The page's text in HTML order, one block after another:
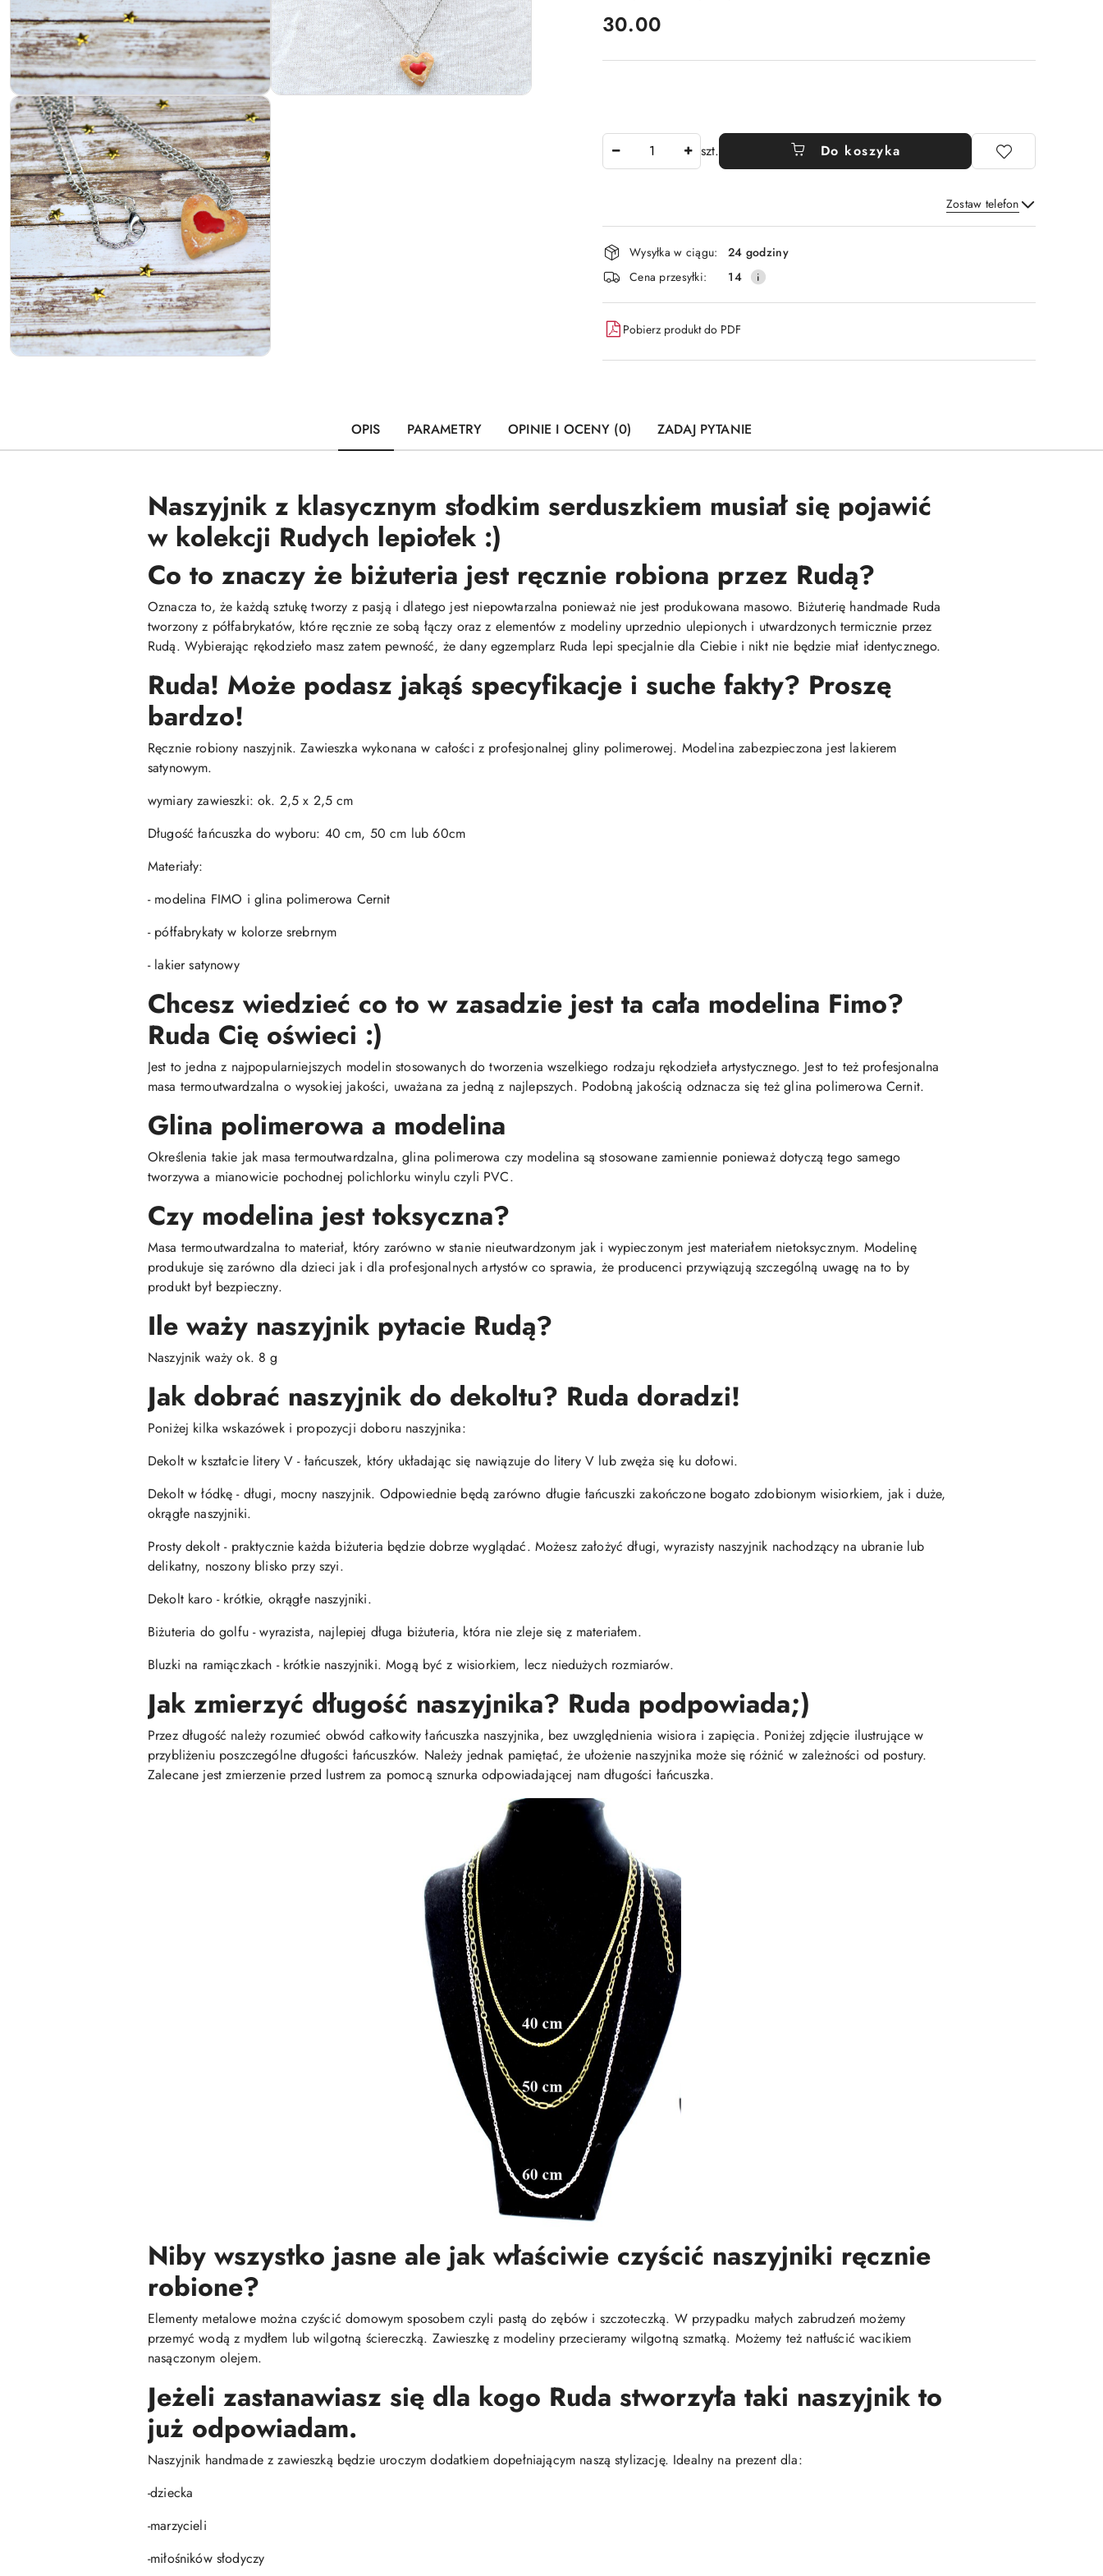
cena:
30.00
szt. Do koszyka
Zostaw telefon
Wyślij
Dostępność
i
dostawa
Wysyłka w ciągu:
24 godziny
Cena przesyłki:
14
Pobierz produkt do PDF
OPIS PARAMETRY OPINIE I OCENY (0) ZADAJ PYTANIE
Naszyjnik z klasycznym słodkim serduszkiem musiał się pojawić
w kolekcji Rudych lepiołek :)
Co to znaczy że biżuteria jest ręcznie robiona przez Rudą?
Oznacza to, że każdą sztukę tworzy z pasją i dlatego jest niepowtarzalna ponieważ nie jest produkowana masowo. Biżuterię handmade Ruda
tworzony z półfabrykatów, które ręcznie ze sobą łączy oraz z elementów z modeliny uprzednio ulepionych i utwardzonych termicznie przez
Rudą. Wybierając rękodzieło masz zatem pewność, że dany egzemplarz Ruda lepi specjalnie dla Ciebie i nikt nie będzie miał identycznego.
Ruda! Może podasz jakąś specyfikacje i suche fakty? Proszę
bardzo!
Ręcznie robiony naszyjnik. Zawieszka wykonana w całości z profesjonalnej gliny polimerowej. Modelina zabezpieczona jest lakierem
satynowym.
wymiary zawieszki: ok. 2,5 x 2,5 cm
Długość łańcuszka do wyboru: 40 cm, 50 cm lub 60cm
Materiały:
- modelina FIMO i glina polimerowa Cernit
- półfabrykaty w kolorze srebrnym
- lakier satynowy
Chcesz wiedzieć co to w zasadzie jest ta cała modelina Fimo?
Ruda Cię oświeci :)
Jest to jedna z najpopularniejszych modelin stosowanych do tworzenia wszelkiego rodzaju rękodzieła artystycznego. Jest to też profesjonalna
masa termoutwardzalna o wysokiej jakości, uważana za jedną z najlepszych. Podobną jakością odznacza się też glina polimerowa Cernit.
Glina polimerowa a modelina
Określenia takie jak masa termoutwardzalna, glina polimerowa czy modelina są stosowane zamiennie ponieważ dotyczą tego samego
tworzywa a mianowicie pochodnej polichlorku winylu czyli PVC.
Czy modelina jest toksyczna?
Masa termoutwardzalna to materiał, który zarówno w stanie nieutwardzonym jak i wypieczonym jest materiałem nietoksycznym. Modelinę
produkuje się zarówno dla dzieci jak i dla profesjonalnych artystów co sprawia, że producenci przywiązują szczególną uwagę na to by
produkt był bezpieczny.
Ile waży naszyjnik pytacie Rudą?
Naszyjnik waży ok. 8 g
Jak dobrać naszyjnik do dekoltu? Ruda doradzi!
Poniżej kilka wskazówek i propozycji doboru naszyjnika:
Dekolt w kształcie litery V - łańcuszek, który układając się nawiązuje do litery V lub zwęża się ku dołowi.
Dekolt w łódkę - długi, mocny naszyjnik. Odpowiednie będą zarówno długie łańcuszki zakończone bogato zdobionym wisiorkiem, jak i duże,
okrągłe naszyjniki.
Prosty dekolt - praktycznie każda biżuteria będzie dobrze wyglądać. Możesz założyć długi, wyrazisty naszyjnik nachodzący na ubranie lub
delikatny, noszony blisko przy szyi.
Dekolt karo - krótkie, okrągłe naszyjniki.
Biżuteria do golfu - wyrazista, najlepiej długa biżuteria, która nie zleje się z materiałem.
Bluzki na ramiączkach - krótkie naszyjniki. Mogą być z wisiorkiem, lecz niedużych rozmiarów.
Jak zmierzyć długość naszyjnika? Ruda podpowiada;)
Przez długość należy rozumieć obwód całkowity łańcuszka naszyjnika, bez uwzględnienia wisiora i zapięcia. Poniżej zdjęcie ilustrujące w
przybliżeniu poszczególne długości łańcuszków. Należy jednak pamiętać, że ułożenie naszyjnika może się różnić w zależności od postury.
Zalecane jest zmierzenie przed lustrem za pomocą sznurka odpowiadającej nam długości łańcuszka.
Niby wszystko jasne ale jak właściwie czyścić naszyjniki ręcznie
robione?
Elementy metalowe można czyścić domowym sposobem czyli pastą do zębów i szczoteczką. W przypadku małych zabrudzeń możemy
przemyć wodą z mydłem lub wilgotną ściereczką. Zawieszkę z modeliny przecieramy wilgotną szmatką. Możemy też natłuścić wacikiem
nasączonym olejem.
Jeżeli zastanawiasz się dla kogo Ruda stworzyła taki naszyjnik to
już odpowiadam.
Naszyjnik handmade z zawieszką będzie uroczym dodatkiem dopełniającym naszą stylizację. Idealny na prezent dla:
-dziecka
-marzycieli
-miłośników słodyczy